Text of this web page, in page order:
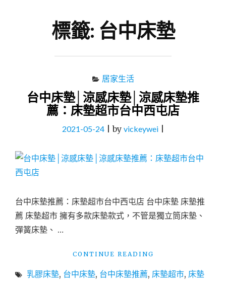
標籤: 台中床墊
居家生活
台中床墊│涼感床墊│涼感床墊推
薦：床墊超市台中西屯店
2021-05-24|by vickeywei|
台中床墊推薦：床墊超市台中西屯店 台中床墊 床墊推
薦 床墊超市 擁有多款床墊款式，不管是獨立筒床墊、
彈簧床墊、 …
CONTINUE READING
床
乳膠床墊, 台中床墊, 台中床墊推薦, 床墊超市, 床墊